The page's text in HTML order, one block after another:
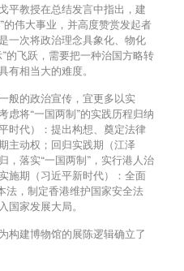
平教授在总结发言中指出，建
的伟大事业，并高度赞赏发起者
一次将政治理念具象化、物化
的飞跃，需要把一种治国方略转
有相当大的难度。
般的政治宣传，宜更多以实
虑将“一国两制”的实践历程归纳
时代）：提出构想、奠定法律
主动权；回归实践期（江泽
，落实“一国两制”，实行港人治
施期（习近平新时代）：全面
法，制定香港维护国家安全法
国家发展大局。
构建博物馆的展陈逻辑确立了